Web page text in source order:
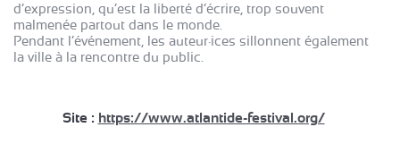
d’expression, qu’est la liberté d’écrire, trop souvent
malmenée partout dans le monde.
Pendant l’événement, les auteur·ices sillonnent également
la ville à la rencontre du public.
Site : https://www.atlantide-festival.org/